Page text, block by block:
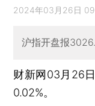
2024年03月26日
沪指开盘报
财新网03月26
0.02%。